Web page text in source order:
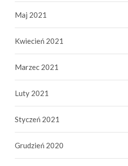
Maj 2021
Kwiecień 2021
Marzec 2021
Luty 2021
Styczeń 2021
Grudzień 2020